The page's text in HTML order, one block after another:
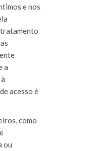
e nos
a
acesso é
como
ou